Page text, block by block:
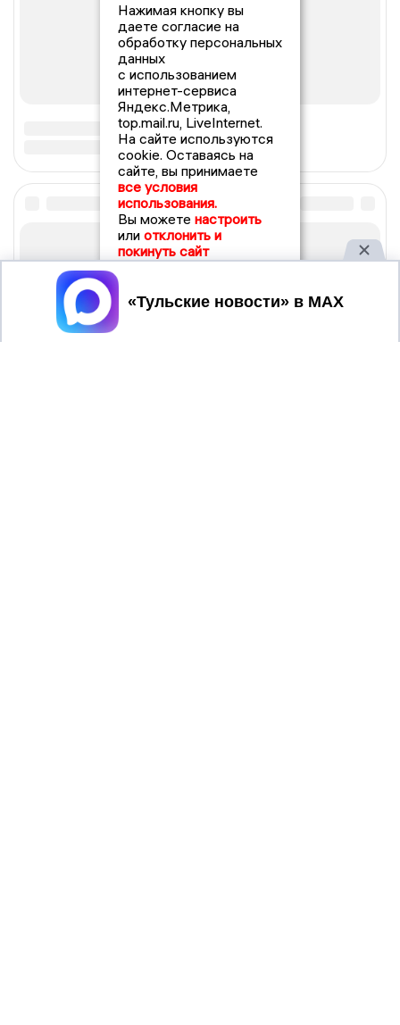
Нажимая кнопку вы
даете согласие на
обработку персональных
данных
с использованием
интернет-сервиса
Яндекс.Метрика,
top.mail.ru, LiveInternet.
На сайте используются
cookie. Оставаясь на
сайте, вы принимаете
все условия
использования.
Вы можете настроить
или отклонить и
покинуть сайт
Принять